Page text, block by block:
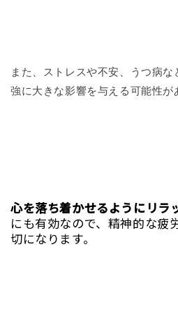
また、ストレスや不安、うつ病
強に大きな影響を与える可能性が
心を落ち着かせるようにリラ
にも有効なので、精神的な疲
切になります。